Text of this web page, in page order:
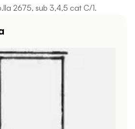
2675, sub 3,4,5 cat C/1.